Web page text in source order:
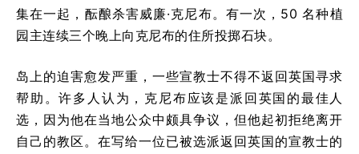
集在一起，酝酿杀害威廉·克尼布。有一次，50 名种植
园主连续三个晚上向克尼布的住所投掷石块。
岛上的迫害愈发严重，一些宣教士不得不返回英国寻求
帮助。许多人认为，克尼布应该是派回英国的最佳人
选，因为他在当地公众中颇具争议，但他起初拒绝离开
自己的教区。在写给一位已被选派返回英国的宣教士的